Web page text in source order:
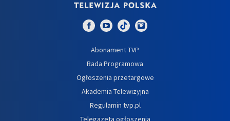
Abonament TVP
Rada Programowa
Ogłoszenia przetargowe
Akademia Telewizyjna
Regulamin tvp.pl
Telegazeta ogłoszenia